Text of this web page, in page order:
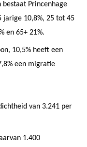
Princenhage
jarige 10,8%, 25 tot 45
en 65+ 21%.
10,5% heeft een
een migratie
van 3.241 per
1.400